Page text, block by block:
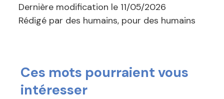
Dernière modification le 11/05/2026
Rédigé par des humains, pour des humains
Ces mots pourraient vous
intéresser